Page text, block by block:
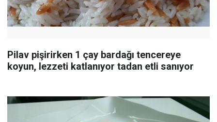
Pilav pişirirken 1 çay bardağı tencereye
koyun, lezzeti katlanıyor tadan etli sanıyor